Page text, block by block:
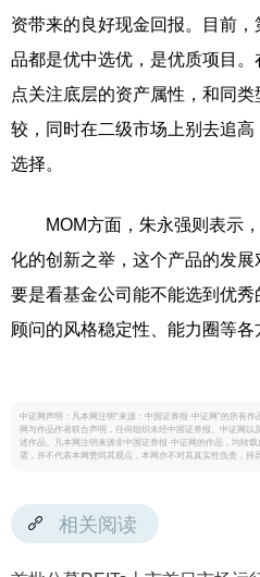
资带来的良好现金回报。目前
品都是优中选优，是优质项目
点关注底层的资产属性，和同
较，同时在二级市场上别去追
选择。
MOM方面，朱永强则表示，
化的创新之举，这个产品的发
要是看基金公司能不能选到优
顾问的风格稳定性、能力圈等各
中证网声明：凡本网注明“来源：中国证券报·中证网”的所有
网与作品作者联合声明，任何组织未经中国证券报、中证网
述作品。凡本网注明来源非中国证券报·中证网的作品，均转
需，并不代表本网赞同其观点，本网亦不对其真实性负责，持
相关阅读